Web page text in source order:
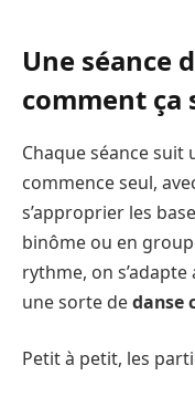
Une séance
comment ça
Chaque séance
commence seul,
s’approprier les
binôme ou en
rythme, on
une sorte dedanse
Petit à petit, les